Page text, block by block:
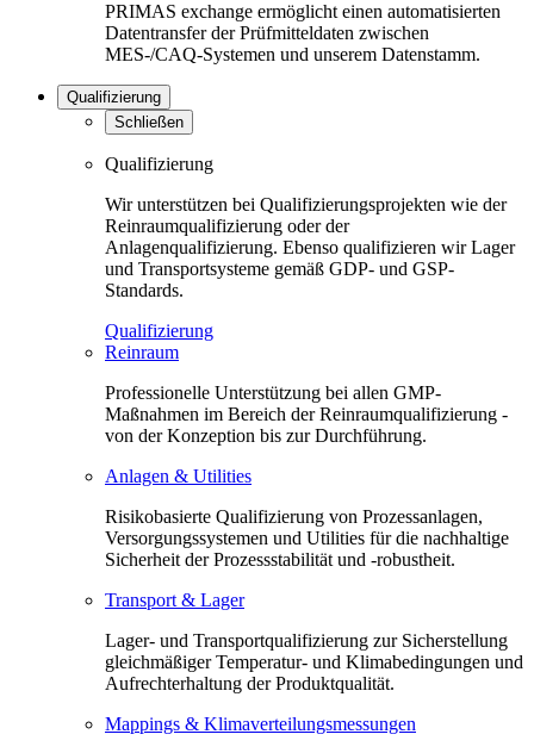
PRIMAS exchange ermöglicht einen automatisierten
Datentransfer der Prüfmitteldaten zwischen
MES-/CAQ-Systemen und unserem Datenstamm.
Qualifizierung
Schließen
Qualifizierung
Wir unterstützen bei Qualifizierungsprojekten wie der
Reinraumqualifizierung oder der
Anlagenqualifizierung. Ebenso qualifizieren wir Lager
und Transportsysteme gemäß GDP- und GSP-
Standards.
Qualifizierung
Reinraum
Professionelle Unterstützung bei allen GMP-
Maßnahmen im Bereich der Reinraumqualifizierung -
von der Konzeption bis zur Durchführung.
Anlagen & Utilities
Risikobasierte Qualifizierung von Prozessanlagen,
Versorgungssystemen und Utilities für die nachhaltige
Sicherheit der Prozessstabilität und -robustheit.
Transport & Lager
Lager- und Transportqualifizierung zur Sicherstellung
gleichmäßiger Temperatur- und Klimabedingungen und
Aufrechterhaltung der Produktqualität.
Mappings & Klimaverteilungsmessungen